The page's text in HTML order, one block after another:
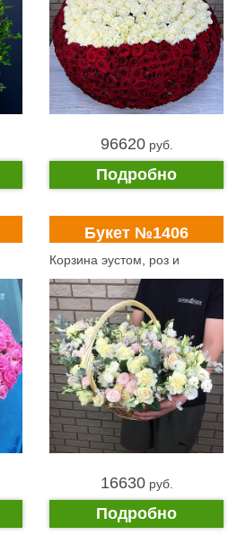
96620pуб.
Подробно
Букет №1406
Корзина эустом, роз и
экзотики
16630pуб.
Подробно